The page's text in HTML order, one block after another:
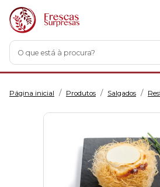
O que está à procura?
Página inicial / Produtos / Salgados /